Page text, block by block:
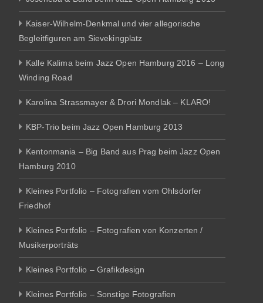
Kaiser-Wilhelm-Denkmal und vier allegorische
Begleitfiguren am Sievekingplatz
Kalle Kalima beim Jazz Open Hamburg 2016 – Long
Winding Road
Karolina Strassmayer & Drori Mondlak – KLARO!
KBP-Trio beim Jazz Open Hamburg 2013
Kentonmania – Big Band aus Prag beim Jazz Open
Hamburg 2010
Kleines Portfolio – Fotografien vom Ohlsdorfer
Friedhof
Kleines Portfolio – Fotografien von Konzerten /
Musikerporträts
Kleines Portfolio – Grafikdesign
Kleines Portfolio – Sonstige Fotografien